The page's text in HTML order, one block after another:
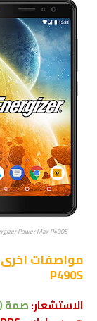
Power Max P490S
مواصفات اخرى
P490S
الاستشعار:صمة